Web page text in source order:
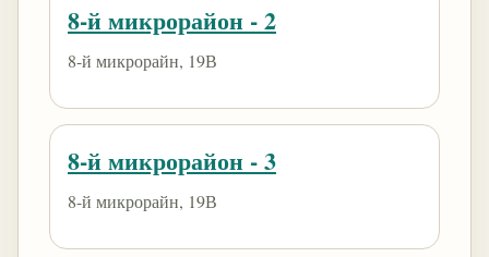
8-й микрорайон - 2
8-й микрорайн, 19В
8-й микрорайон - 3
8-й микрорайн, 19В